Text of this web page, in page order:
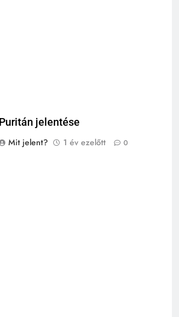
Puritán jelentése
Mit jelent?
1 év ezelőtt 0